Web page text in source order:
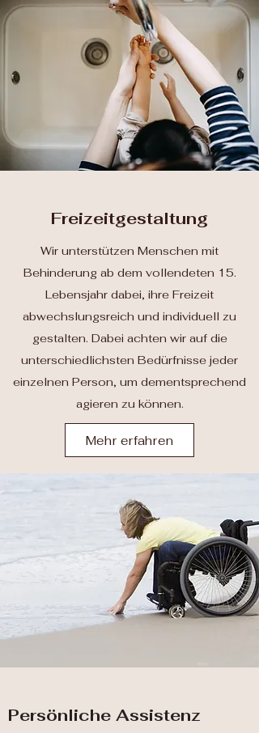
Freizeitgestaltung
Wir unterstützen Menschen mit
Behinderung ab dem vollendeten 15.
Lebensjahr dabei, ihre Freizeit
abwechslungsreich und individuell zu
gestalten. Dabei achten wir auf die
unterschiedlichsten Bedürfnisse jeder
einzelnen Person, um dementsprechend
agieren zu können.
Mehr erfahren
Persönliche Assistenz